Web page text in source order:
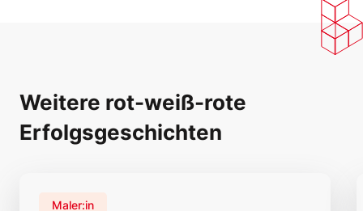
Weitere rot-weiß-rote
Erfolgsgeschichten
Maler:in